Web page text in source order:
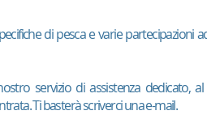
di pesca e varie partecipazioni
servizio di assistenza dedicato,
Ti basterà scriverci una e-mail.